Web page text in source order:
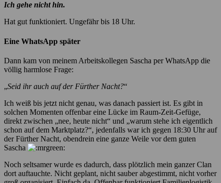
Ich gehe nicht hin.
Hat gut funktioniert. Ungefähr bis 18 Uhr.
Eine WhatsApp später
Dann kam von meinem Arbeitskollegen Sascha per WhatsApp die
völlig harmlose Frage:
„Seid ihr auch auf der Fürther Nacht?“
Ich weiß bis jetzt nicht genau, was danach passiert ist. Es gibt in
solchen Momenten offenbar eine Lücke im Raum-Zeit-Gefüge,
direkt zwischen „nee, heute nicht“ und „warum stehe ich eigentlich
schon auf dem Marktplatz?“, jedenfalls war ich gegen 18:30 Uhr auf
der Fürther Nacht, obendrein eine ganze Weile vor dem guten
Sascha
Noch seltsamer wurde es dadurch, dass plötzlich mein ganzer Clan
dort auftauchte. Nicht geplant, nicht sauber abgestimmt, nicht vorher